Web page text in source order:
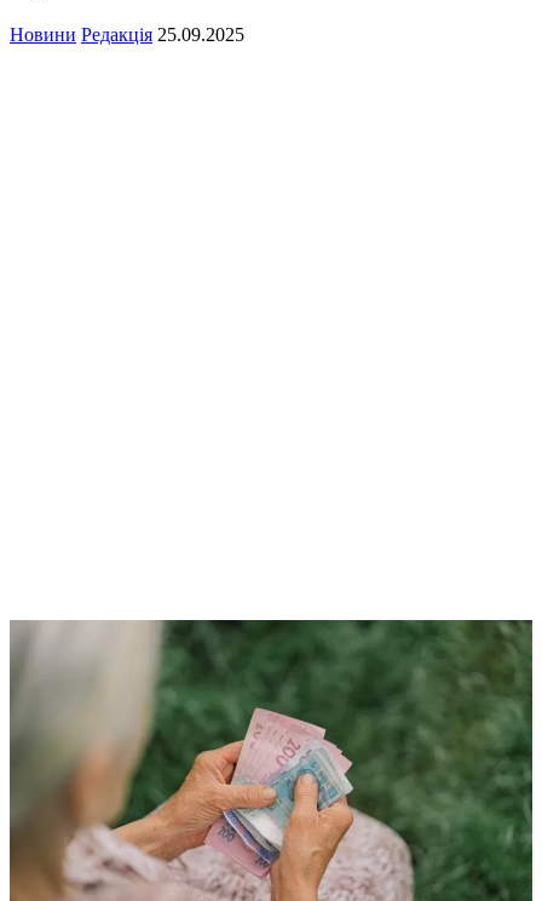
Новини Редакція 25.09.2025